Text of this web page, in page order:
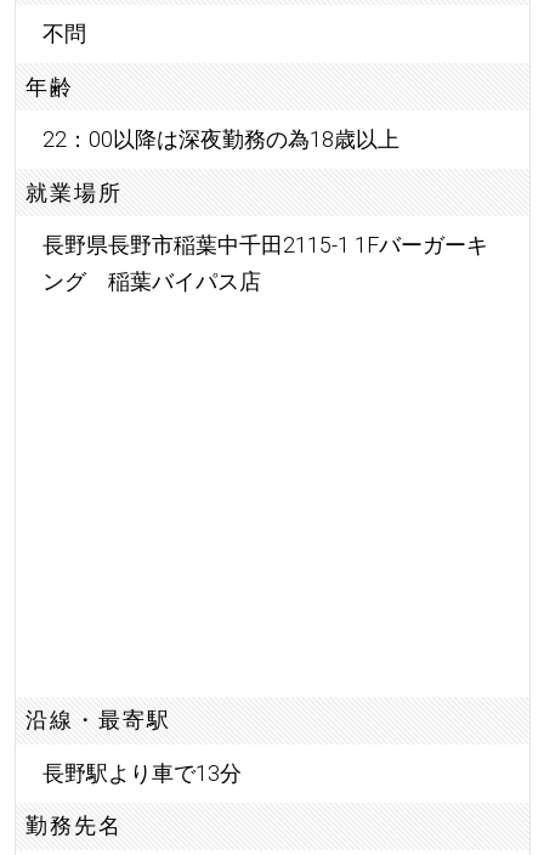
不問
年齢
22：00以降は深夜勤務の為18歳以上
就業場所
長野県長野市稲葉中千田2115-1 1Fバーガーキ
ング 稲葉バイパス店
沿線・最寄駅
長野駅より車で13分
勤務先名